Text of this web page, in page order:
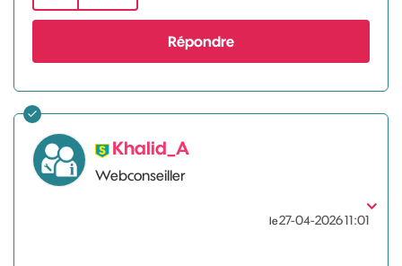
Répondre
Khalid_A
Webconseiller
le‎27-04-202611:01